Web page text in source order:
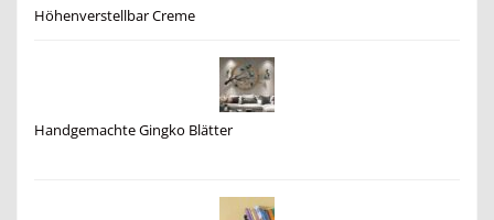
Höhenverstellbar Creme
Handgemachte Gingko Blätter